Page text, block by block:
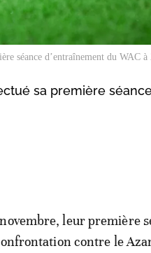
séance d’entraînement du WAC
sa première
leur première
contre le